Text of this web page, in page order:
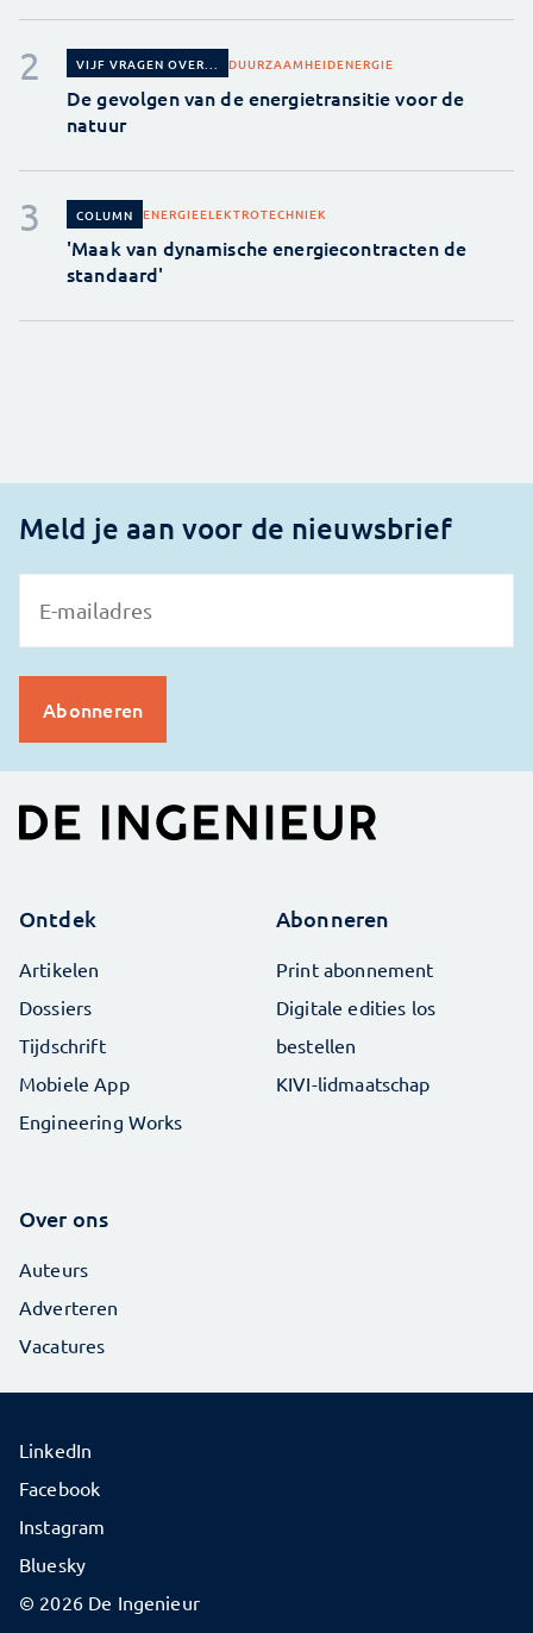
VIJF VRAGEN OVER... DUURZAAMHEIDENERGIE
De gevolgen van de energietransitie voor de
natuur
COLUMN ENERGIEELEKTROTECHNIEK
'Maak van dynamische energiecontracten de
standaard'
Meld je aan voor de nieuwsbrief
Ontdek
Artikelen
Dossiers
Tijdschrift
Mobiele App
Engineering Works
Abonneren
Print abonnement
Digitale edities los
bestellen
KIVI-lidmaatschap
Over ons
Auteurs
Adverteren
Vacatures
© 2026 De Ingenieur
LinkedIn
Facebook
Instagram
Bluesky